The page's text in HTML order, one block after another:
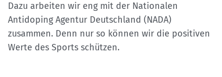
Dazu arbeiten wir eng mit der Nationalen
Antidoping Agentur Deutschland (NADA)
zusammen. Denn nur so können wir die positiven
Werte des Sports schützen.